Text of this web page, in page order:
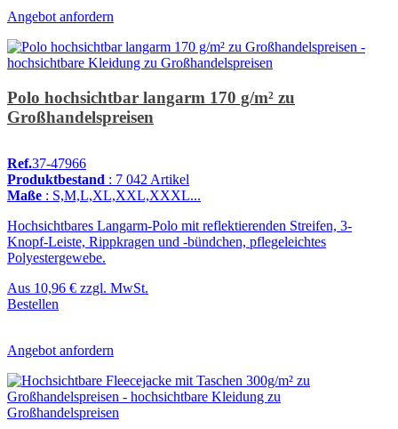
Angebot anfordern
Polo hochsichtbar langarm 170 g/m² zu
Großhandelspreisen
Ref.37-47966
Produktbestand : 7 042 Artikel
Maße : S,M,L,XL,XXL,XXXL...
Hochsichtbares Langarm-Polo mit reflektierenden Streifen, 3-
Knopf-Leiste, Rippkragen und -bündchen, pflegeleichtes
Polyestergewebe.
Aus 10,96 € zzgl. MwSt.
Bestellen
Angebot anfordern